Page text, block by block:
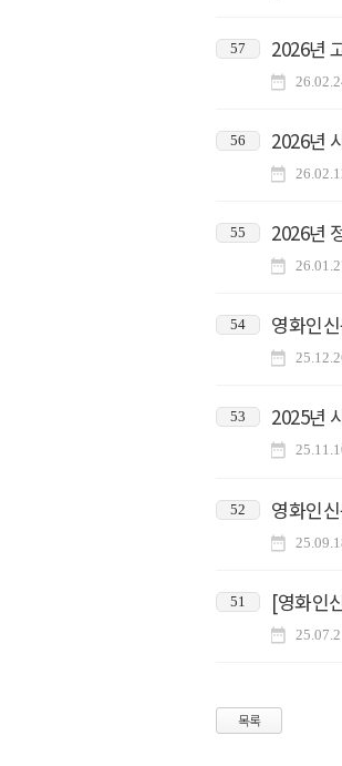
57 2026년
56 2026년
55 2026년
54 영화인
53 2025년
52 영화인
51 [영화인
목록